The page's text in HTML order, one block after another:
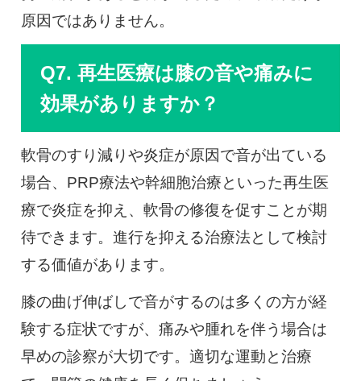
原因ではありません。
Q7. 再生医療は膝の音や痛みに
効果がありますか？
軟骨のすり減りや炎症が原因で音が出ている
場合、PRP療法や幹細胞治療といった再生医
療で炎症を抑え、軟骨の修復を促すことが期
待できます。進行を抑える治療法として検討
する価値があります。
膝の曲げ伸ばしで音がするのは多くの方が経
験する症状ですが、痛みや腫れを伴う場合は
早めの診察が大切です。適切な運動と治療